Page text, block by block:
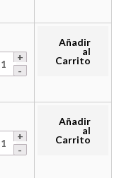
Añadir
al
Carrito
Añadir
al
Carrito